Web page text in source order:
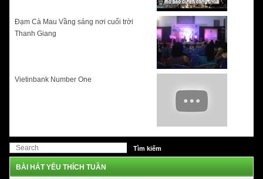
Đạm Cà Mau Vầng sáng nơi cuối trời
Thanh Giang
Vietinbank Number One
BÀI HÁT YÊU THÍCH TUẦN